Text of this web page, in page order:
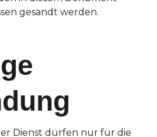
gesandt werden.
Dienst dürfen nur für die